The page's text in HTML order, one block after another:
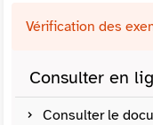
Vérification des
Consulter en
Consulter le